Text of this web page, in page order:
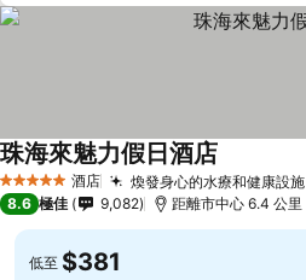
5 星級 酒店 煥發身心的水療和健康設施
珠海來魅力假日酒店
8.6 極佳 9,082 距離市中心 6.4 公里
低至 $381